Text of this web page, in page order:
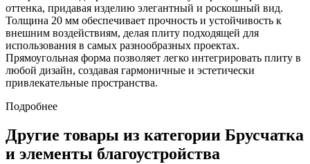
оттенка, придавая изделию элегантный и роскошный вид.
Толщина 20 мм обеспечивает прочность и устойчивость к
внешним воздействиям, делая плиту подходящей для
использования в самых разнообразных проектах.
Прямоугольная форма позволяет легко интегрировать плиту в
любой дизайн, создавая гармоничные и эстетически
привлекательные пространства.
Подробнее
Другие товары из категории Брусчатка
и элементы благоустройства